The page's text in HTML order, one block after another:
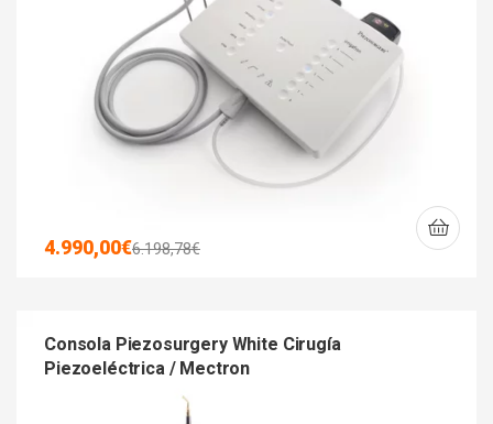
6.198,78€
4.990,00€
Consola Piezosurgery White Cirugía
Piezoeléctrica / Mectron